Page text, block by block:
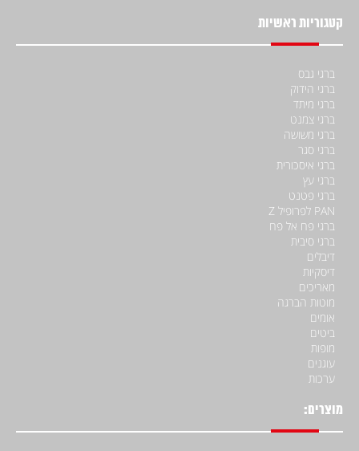
קטגוריות ראשיות
ברגי גבס
ברגי הידוק
ברגי מיתד
ברגי צמנט
ברגי משושה
ברגי סגר
ברגי איסכורית
ברגי עץ
ברגי פטנט
PAN לפרופיל Z
ברגי פח אל פח
ברגי סיבית
דיבלים
דיסקיות
מאריכים
מוטות הברגה
אומים
ביטים
מופות
עוגנים
ערכות
מוצרים: